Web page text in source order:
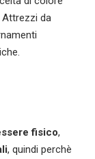
. Attrezzi da
fisico,
, quindi perchè